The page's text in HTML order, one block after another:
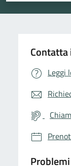
Leggi